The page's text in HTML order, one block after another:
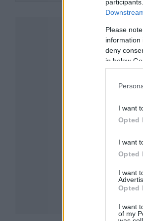
Please
information
deny
in below
I want
Opted
I want
Opted
I want
Opted
I want
of my